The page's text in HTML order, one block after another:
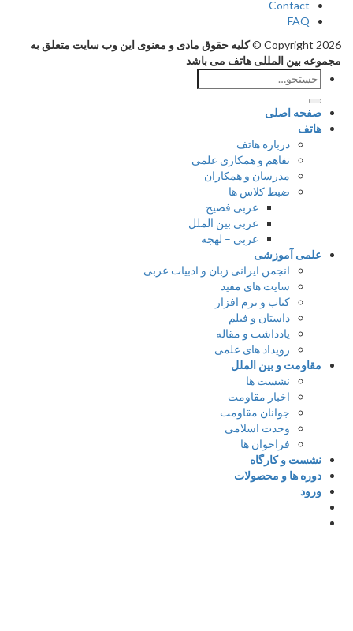
Contact
FAQ
Copyright 2026 ©
کلیه حقوق مادی و معنوی این وب سایت متعلق به
مجموعه بین المللی هاتف می باشد
جستجو
برای:
صفحه اصلی
هاتف
درباره هاتف
تفاهم و همکاری علمی
مدرسان و همکاران
ضبط کلاس ها
عربی فصیح
عربی بین الملل
عربی – لهجه
علمی آموزشی
انجمن ایرانی زبان و ادبیات عربی
سایت های مفید
کتاب و نرم افزار
داستان و فیلم
یادداشت و مقاله
رویداد های علمی
مقاومت و بین الملل
نشست ها
اخبار مقاومت
جوانان مقاومت
وحدت اسلامی
فراخوان ها
نشست و کارگاه
دوره ها و محصولات
ورود